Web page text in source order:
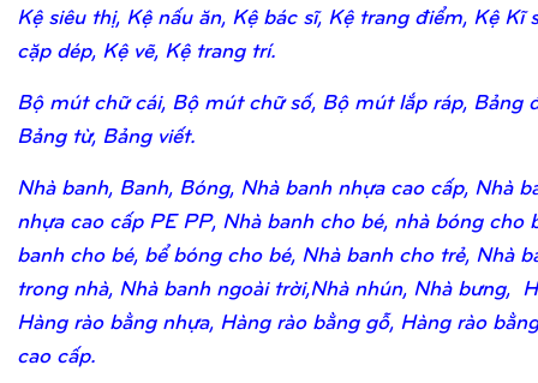
Kệ siêu thị, Kệ nấu ăn, Kệ bác sĩ, Kệ trang điểm, Kệ Kĩ
cặp dép, Kệ vẽ, Kệ trang trí.
Bộ mút chữ cái, Bộ mút chữ số, Bộ mút lắp ráp, Bảng
Bảng từ, Bảng viết.
Nhà banh, Banh, Bóng, Nhà banh nhựa cao cấp, Nhà
nhựa cao cấp PE PP, Nhà banh cho bé, nhà bóng cho
banh cho bé, bể bóng cho bé, Nhà banh cho trẻ, Nhà
trong nhà, Nhà banh ngoài trời,Nhà nhún, Nhà bưng,
Hàng rào bằng nhựa, Hàng rào bằng gỗ, Hàng rào
cao cấp.